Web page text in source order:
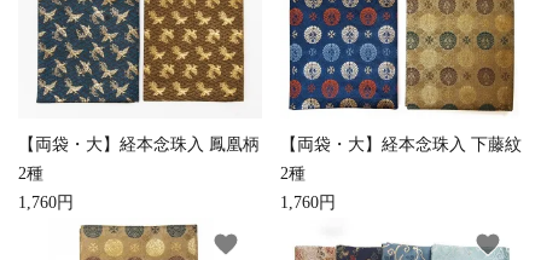
【両袋・大】経本念珠入 鳳凰柄
2種
1,760円
【両袋・大】経本念珠入 下藤紋
2種
1,760円
favorite favorite